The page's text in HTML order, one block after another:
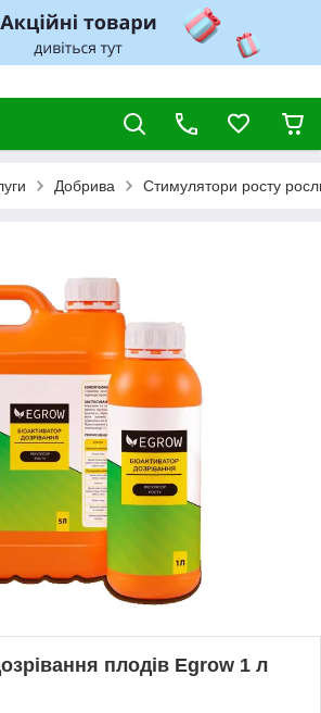
Добрива Стимулятори росту
плодів Egrow 1 л